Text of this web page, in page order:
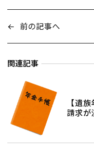
← 前の記事へ
関連記事
【遺
請求が